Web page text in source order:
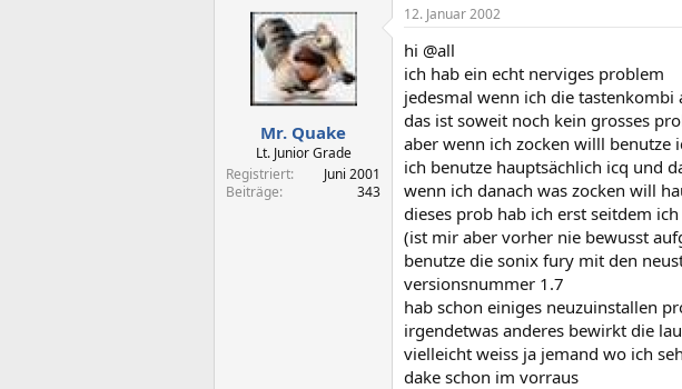
s
t
e
l
l
t
a
m
Mr. Quake
Lt. Junior Grade
Registriert
Juni 2001
Beiträge
343
12. Januar 2002
hi @all
ich hab ein echt nerviges problem
jedesmal wenn ich die
das ist soweit noch kein grosses
aber wenn ich zocken willl benutze
ich benutze hauptsächlich icq und
wenn ich danach was zocken will
dieses prob hab ich erst seitdem
(ist mir aber vorher nie bewusst
benutze die sonix fury mit den
versionsnummer 1.7
hab schon einiges neuzuinstallen
irgendetwas anderes bewirkt die
vielleicht weiss ja jemand wo ich
dake schon im vorraus